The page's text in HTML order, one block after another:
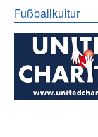
Fußballkultur